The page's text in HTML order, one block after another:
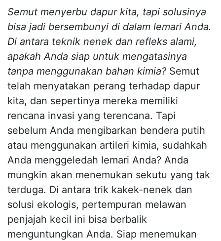
Semut menyerbu dapur kita, tapi solusinya
bisa jadi bersembunyi di dalam lemari Anda.
Di antara teknik nenek dan refleks alami,
apakah Anda siap untuk mengatasinya
tanpa menggunakan bahan kimia? Semut
telah menyatakan perang terhadap dapur
kita, dan sepertinya mereka memiliki
rencana invasi yang terencana. Tapi
sebelum Anda mengibarkan bendera putih
atau menggunakan artileri kimia, sudahkah
Anda menggeledah lemari Anda? Anda
mungkin akan menemukan sekutu yang tak
terduga. Di antara trik kakek-nenek dan
solusi ekologis, pertempuran melawan
penjajah kecil ini bisa berbalik
menguntungkan Anda. Siap menemukan